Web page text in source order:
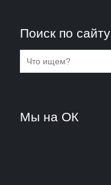
Поиск по сайту
Мы на ОК